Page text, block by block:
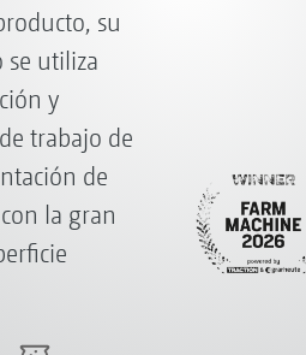
su
utiliza
y
trabajo de
de
la gran